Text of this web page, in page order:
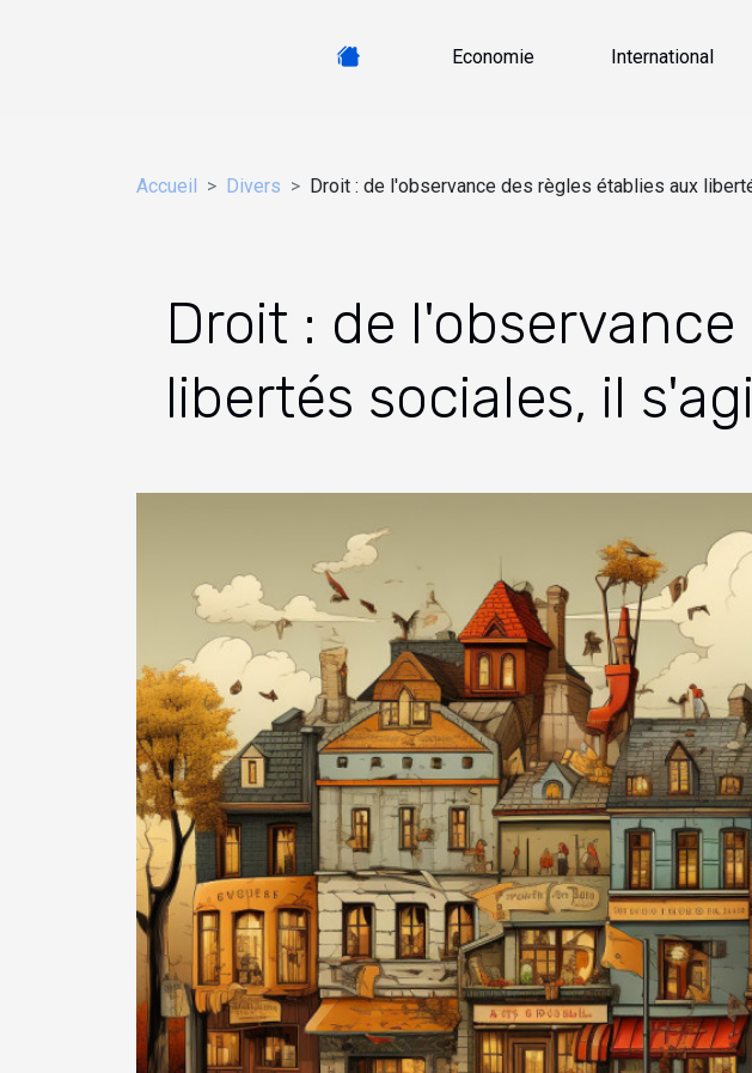
Economie International
Accueil Divers Droit : de l'observance des règles établies aux
Droit : de
libertés sociales, il